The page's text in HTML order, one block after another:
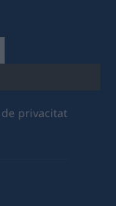
privacitat